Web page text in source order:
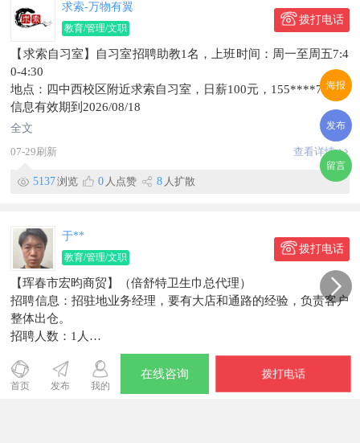
海报
发布
留言
求索-万物有翼
教育/管理/文职
拨打电话
【求索自习室】自习室招聘助教1名，上班时间：周一至周五7:4
0-4:30
地点：四中西校区附近求索自习室，日薪100元，155****7575
信息有效期到2026/08/18
全文
07-29刷新
查看详情
5137浏览 0 人点赞 8 人扩散
于**
教育/管理/文职
拨打电话
【珲春市宏昀商贸】（倍舒特卫生巾总代理）
招聘信息：招驻地业务经理，要有大店和通路的经验，负责客户
整体出仓。
招聘人数：1人
性别：女性优先，35岁以内条件优秀可放宽至40岁。
工资待遇：6000-8000元，前三个月保底8000元。
工作地点：珲春市
全文
07-28刷新
查看详情
首页 发布 我的
在线咨询 拨打电话